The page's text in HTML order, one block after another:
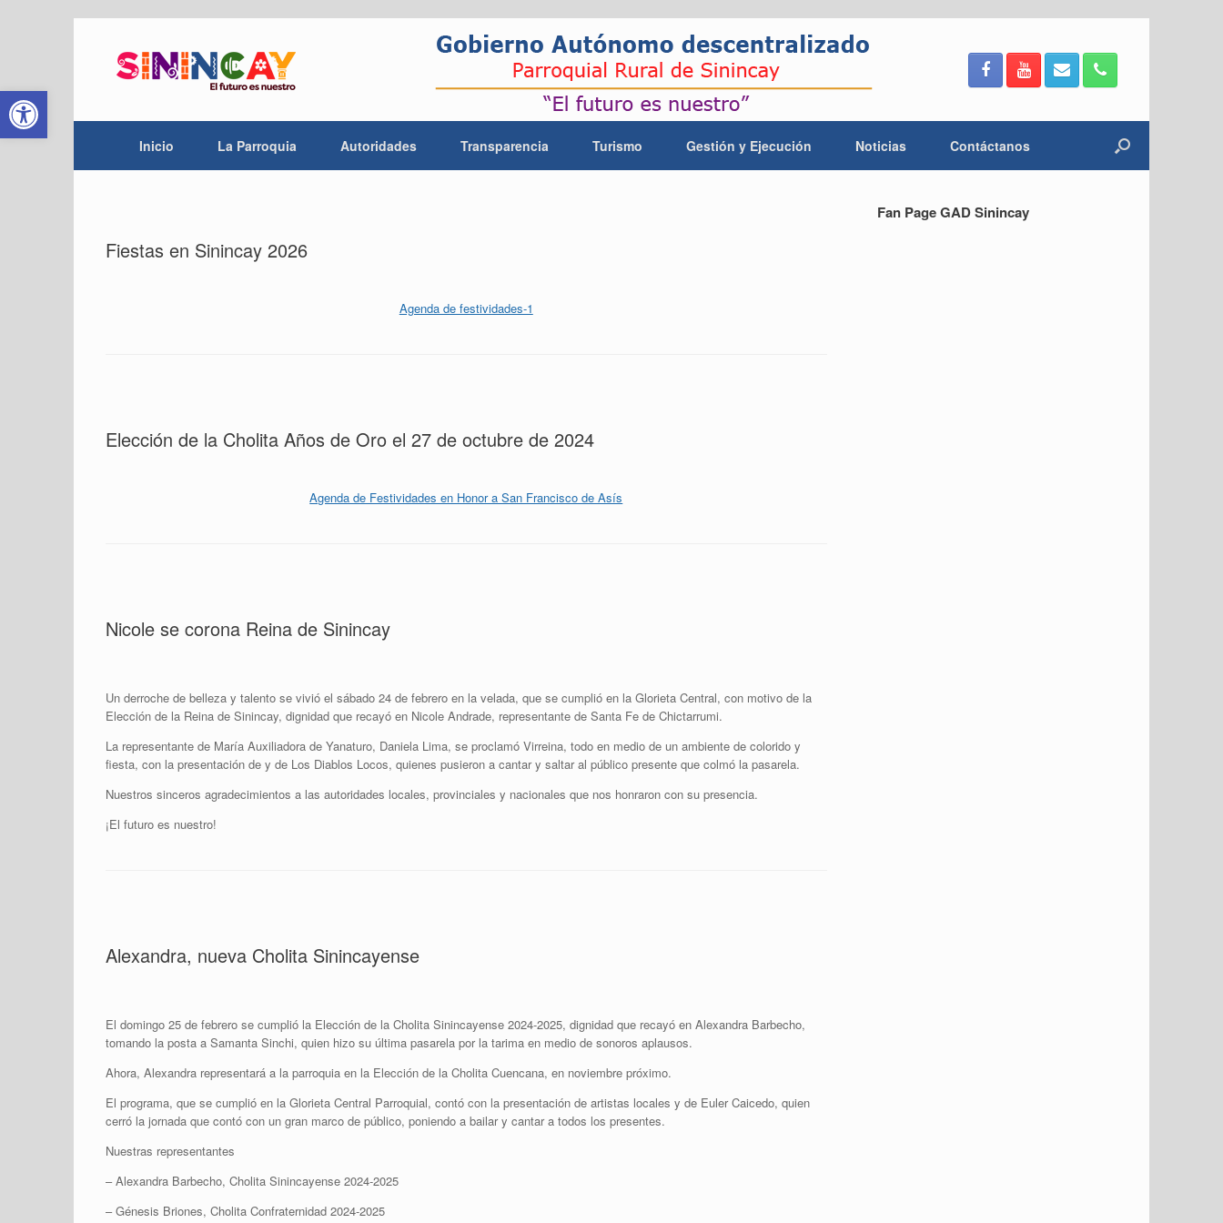
Abrir barra de herramientas
contenido
Inicio La Parroquia Autoridades Transparencia Turismo Gestión y Ejecución Noticias Contáctanos
Fiestas en Sinincay 2026
Agenda de festividades-1
Elección de la Cholita Años de Oro el 27 de octubre de 2024
Agenda de Festividades en Honor a San Francisco de Asís
Nicole se corona Reina de Sinincay
Un derroche de belleza y talento se vivió el sábado 24 de febrero en la velada, que se cumplió en la Glorieta Central, con motivo de la
Elección de la Reina de Sinincay, dignidad que recayó en Nicole Andrade, representante de Santa Fe de Chictarrumi.
La representante de María Auxiliadora de Yanaturo, Daniela Lima, se proclamó Virreina, todo en medio de un ambiente de colorido y
fiesta, con la presentación de y de Los Diablos Locos, quienes pusieron a cantar y saltar al público presente que colmó la pasarela.
Nuestros sinceros agradecimientos a las autoridades locales, provinciales y nacionales que nos honraron con su presencia.
¡El futuro es nuestro!
Alexandra, nueva Cholita Sinincayense
El domingo 25 de febrero se cumplió la Elección de la Cholita Sinincayense 2024-2025, dignidad que recayó en Alexandra Barbecho,
tomando la posta a Samanta Sinchi, quien hizo su última pasarela por la tarima en medio de sonoros aplausos.
Ahora, Alexandra representará a la parroquia en la Elección de la Cholita Cuencana, en noviembre próximo.
El programa, que se cumplió en la Glorieta Central Parroquial, contó con la presentación de artistas locales y de Euler Caicedo, quien
cerró la jornada que contó con un gran marco de público, poniendo a bailar y cantar a todos los presentes.
Nuestras representantes
– Alexandra Barbecho, Cholita Sinincayense 2024-2025
– Génesis Briones, Cholita Confraternidad 2024-2025
Fan Page GAD Sinincay